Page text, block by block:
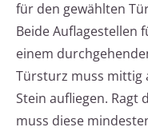
für den gewählten
Beide Auflagestellen
einem
Türsturz muss mittig
Stein aufliegen. Ragt
muss diese